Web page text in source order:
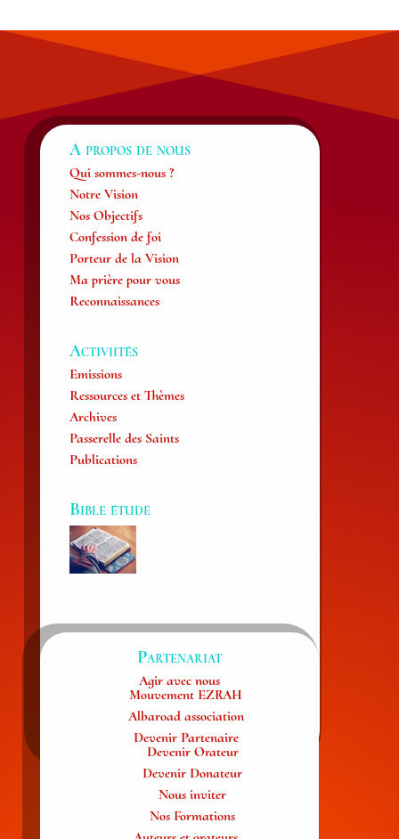
A propos de nous
Qui sommes-nous ?
Notre Vision
Nos Objectifs
Confession de foi
Porteur de la Vision
Ma prière pour vous
Reconnaissances
Activiités
Emissions
Ressources et Thèmes
Archives
Passerelle des Saints
Publications
Bible étude
Partenariat
Agir avec nous
Mouvement EZRAH
Albaroad association
Devenir Partenaire
Devenir Orateur
Devenir Donateur
Nous inviter
Nos Formations